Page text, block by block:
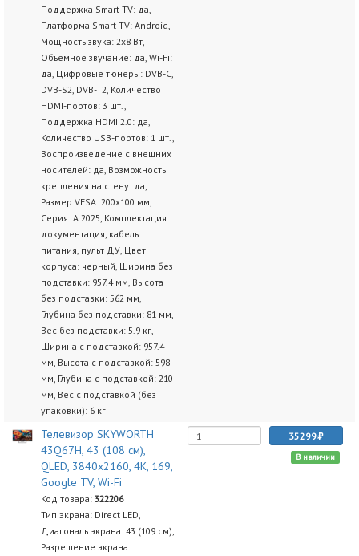
Поддержка Smart TV: да,
Платформа Smart TV: Android,
Мощность звука: 2х8 Вт,
Объемное звучание: да, Wi-Fi:
да, Цифровые тюнеры: DVB-C,
DVB-S2, DVB-T2, Количество
HDMI-портов: 3 шт.,
Поддержка HDMI 2.0: да,
Количество USB-портов: 1 шт.,
Воспроизведение с внешних
носителей: да, Возможность
крепления на стену: да,
Размер VESA: 200x100 мм,
Серия: A 2025, Комплектация:
документация, кабель
питания, пульт ДУ, Цвет
корпуса: черный, Ширина без
подставки: 957.4 мм, Высота
без подставки: 562 мм,
Глубина без подставки: 81 мм,
Вес без подставки: 5.9 кг,
Ширина с подставкой: 957.4
мм, Высота с подставкой: 598
мм, Глубина с подставкой: 210
мм, Вес с подставкой (без
упаковки): 6 кг
Телевизор SKYWORTH
43Q67H, 43 (108 см),
QLED, 3840x2160, 4K, 169,
Google TV, Wi-Fi
Код товара: 322206
Тип экрана: Direct LED,
Диагональ экрана: 43 (109 см),
Разрешение экрана:
35299
В наличии